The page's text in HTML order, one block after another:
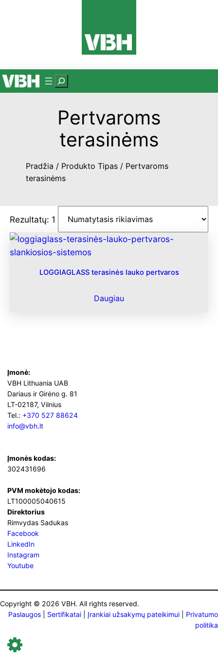
P
a
Pertvaroms
terasinėms
Pradžia / Produkto Tipas / Pertvaroms
terasinėms
Rezultatų: 1
LOGGIAGLASS terasinės lauko pertvaros
Daugiau
Įmonė:
VBH Lithuania UAB
Dariaus ir Girėno g. 81
LT-02187, Vilnius
Tel.: +370 527 88624
info@vbh.lt
Įmonės kodas:
302431696
PVM mokėtojo kodas:
LT100005040615
Direktorius
Rimvydas Sadukas
Facebook
LinkedIn
Instagram
Youtube
Copyright © 2026 VBH. All rights reserved.
Paslaugos
Sertifikatai Įrankiai užsakymų pateikimui
Privatumo
politika